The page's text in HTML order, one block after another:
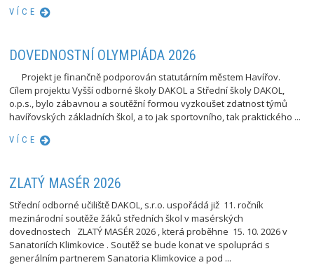
VÍCE
DOVEDNOSTNÍ OLYMPIÁDA 2026
Projekt je finančně podporován statutárním městem Havířov.
Cílem projektu Vyšší odborné školy DAKOL a Střední školy DAKOL,
o.p.s., bylo zábavnou a soutěžní formou vyzkoušet zdatnost týmů
havířovských základních škol, a to jak sportovního, tak praktického ...
VÍCE
ZLATÝ MASÉR 2026
Střední odborné učiliště DAKOL, s.r.o. uspořádá již 11. ročník
mezinárodní soutěže žáků středních škol v masérských
dovednostech ZLATÝ MASÉR 2026 , která proběhne 15. 10. 2026 v
Sanatoriích Klimkovice . Soutěž se bude konat ve spolupráci s
generálním partnerem Sanatoria Klimkovice a pod ...